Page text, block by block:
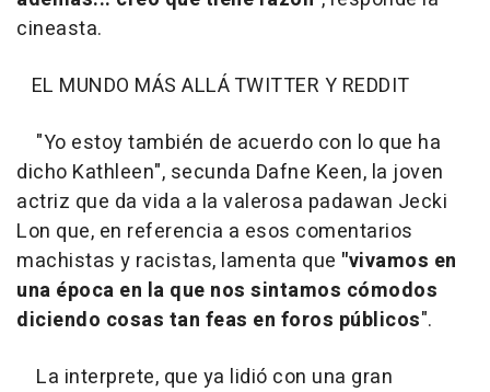
cineasta.
EL MUNDO MÁS ALLÁ TWITTER Y REDDIT
"Yo estoy también de acuerdo con lo que ha
dicho Kathleen", secunda Dafne Keen, la joven
actriz que da vida a la valerosa padawan Jecki
Lon que, en referencia a esos comentarios
machistas y racistas, lamenta que "vivamos en
una época en la que nos sintamos cómodos
diciendo cosas tan feas en foros públicos".
La interprete, que ya lidió con una gran